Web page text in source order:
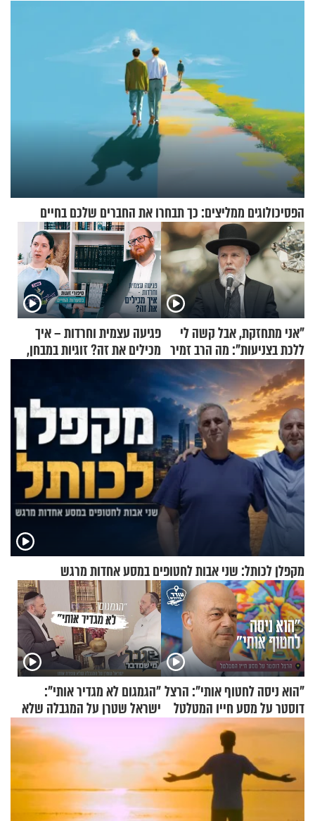
הפסיכולוגים ממליצים: כך תבחרו את החברים שלכם בחיים
"אני מתחזקת, אבל קשה לי
ללכת בצניעות": מה הרב זמיר
כהן המליץ לה לעשות?
פגיעה עצמית וחרדות – איך
מכילים את זה? זוגיות במבחן,
הפעם עם יהודית ואלתר כהן
מקפלן לכותל: שני אבות לחטופים במסע אחדות מרגש
"הוא ניסה לחטוף אותי": הרצל
דוסטר על מסע חייו המטלטל
"הגמגום לא מגדיר אותי":
ישראל שטרן על המגבלה שלא